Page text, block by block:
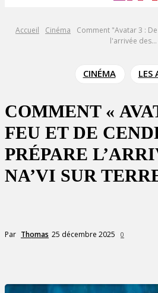
Accueil Cinéma
Comment "Avatar 3 :
l'arrivée des...
CINÉMA LES
COMMENT «
FEU ET DE
PRÉPARE
NA’VI SUR
Par Thomas 25 décembre 2025 0